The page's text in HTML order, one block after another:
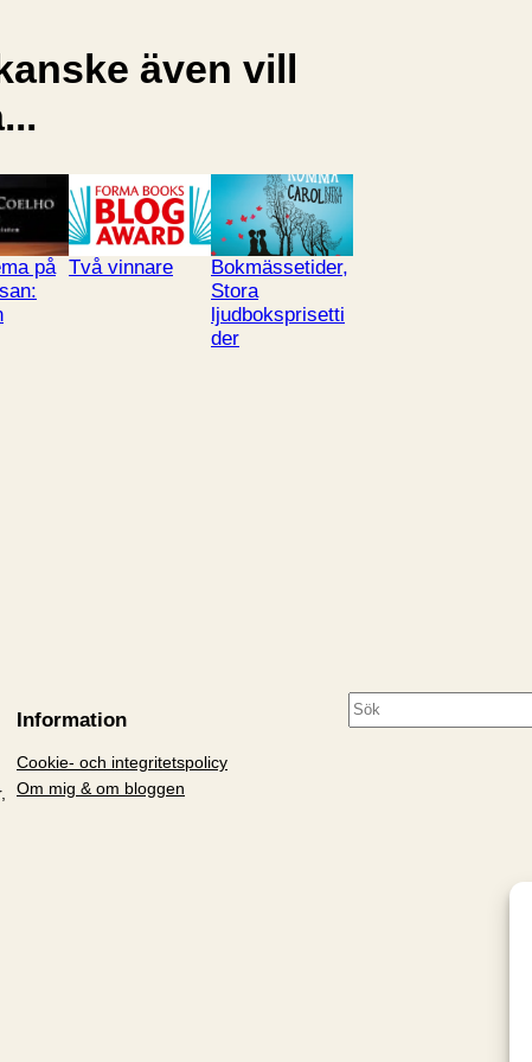
även vill
på Två vinnare
Bokmässetider,
Stora
ljudboksprisetti
der
Information
Cookie- och integritetspolicy
Om mig & om bloggen
S